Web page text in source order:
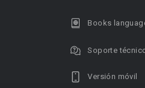
Books
Soporte
Versión móvil